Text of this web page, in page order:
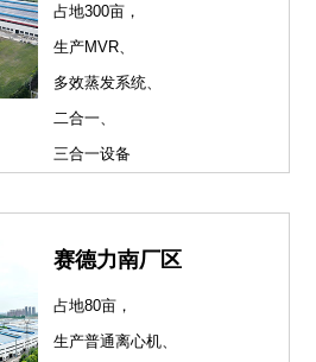
占地300亩，
生产MVR、
多效蒸发系统、
二合一、
三合一设备
赛德力南厂区
占地80亩，
生产普通离心机、